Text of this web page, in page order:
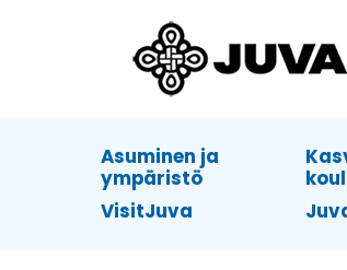
Asuminen ja
ympäristö
VisitJuva